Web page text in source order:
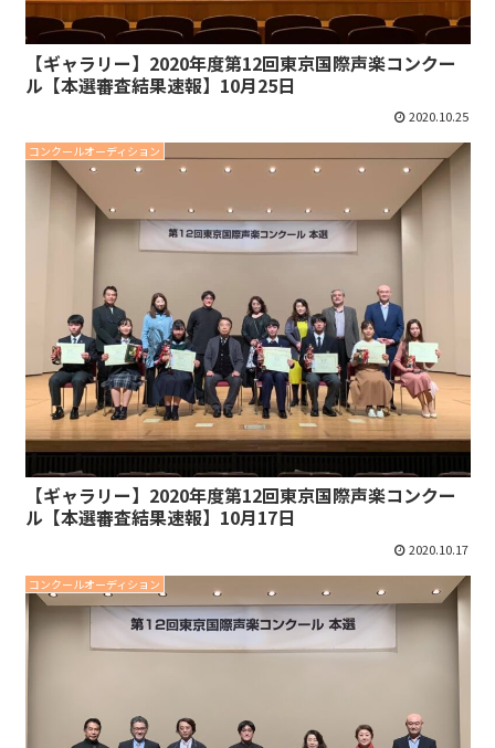
【ギャラリー】2020年度第12回東京国際声楽コンクー
ル【本選審査結果速報】10月25日
2020.10.25
コンクールオーディション
【ギャラリー】2020年度第12回東京国際声楽コンクー
ル【本選審査結果速報】10月17日
2020.10.17
コンクールオーディション